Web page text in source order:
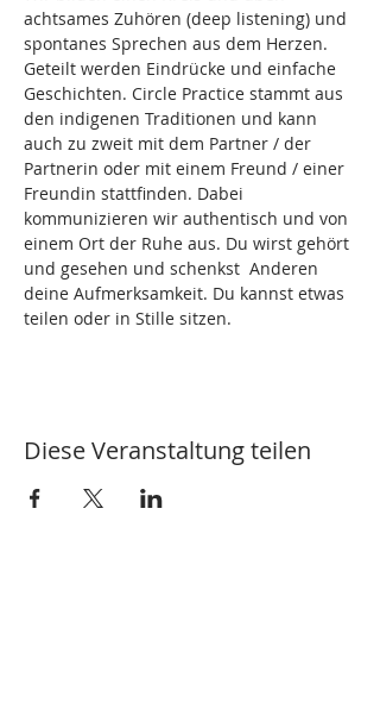
achtsames Zuhören (deep listening) und
spontanes Sprechen aus dem Herzen.
Geteilt werden Eindrücke und einfache
Geschichten. Circle Practice stammt aus
den indigenen Traditionen und kann
auch zu zweit mit dem Partner / der
Partnerin oder mit einem Freund / einer
Freundin stattfinden. Dabei
kommunizieren wir authentisch und von
einem Ort der Ruhe aus. Du wirst gehört
und gesehen und schenkst  Anderen
deine Aufmerksamkeit. Du kannst etwas
teilen oder in Stille sitzen.
Diese Veranstaltung teilen